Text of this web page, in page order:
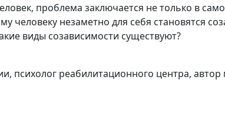
Библия и
проблема заключается не только в
человеку незаметно для себя становятся
виды созависимости существуют?
психолог реабилитационного центра,